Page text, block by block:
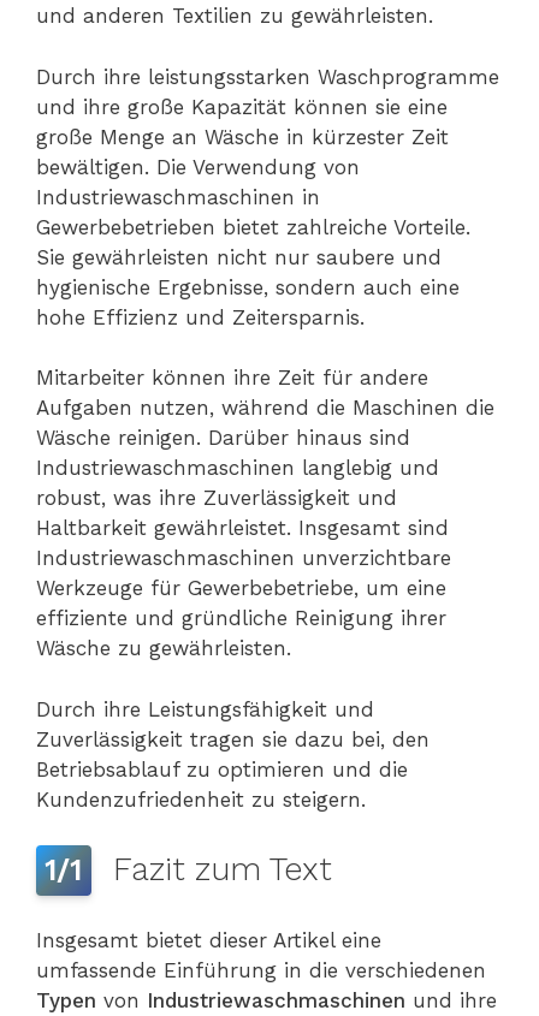
und anderen Textilien zu gewährleisten.
Durch ihre leistungsstarken Waschprogramme
und ihre große Kapazität können sie eine
große Menge an Wäsche in kürzester Zeit
bewältigen. Die Verwendung von
Industriewaschmaschinen in
Gewerbebetrieben bietet zahlreiche Vorteile.
Sie gewährleisten nicht nur saubere und
hygienische Ergebnisse, sondern auch eine
hohe Effizienz und Zeitersparnis.
Mitarbeiter können ihre Zeit für andere
Aufgaben nutzen, während die Maschinen die
Wäsche reinigen. Darüber hinaus sind
Industriewaschmaschinen langlebig und
robust, was ihre Zuverlässigkeit und
Haltbarkeit gewährleistet. Insgesamt sind
Industriewaschmaschinen unverzichtbare
Werkzeuge für Gewerbebetriebe, um eine
effiziente und gründliche Reinigung ihrer
Wäsche zu gewährleisten.
Durch ihre Leistungsfähigkeit und
Zuverlässigkeit tragen sie dazu bei, den
Betriebsablauf zu optimieren und die
Kundenzufriedenheit zu steigern.
1/1 Fazit zum Text
Insgesamt bietet dieser Artikel eine
umfassende Einführung in die verschiedenen
Typen von Industriewaschmaschinen und ihre